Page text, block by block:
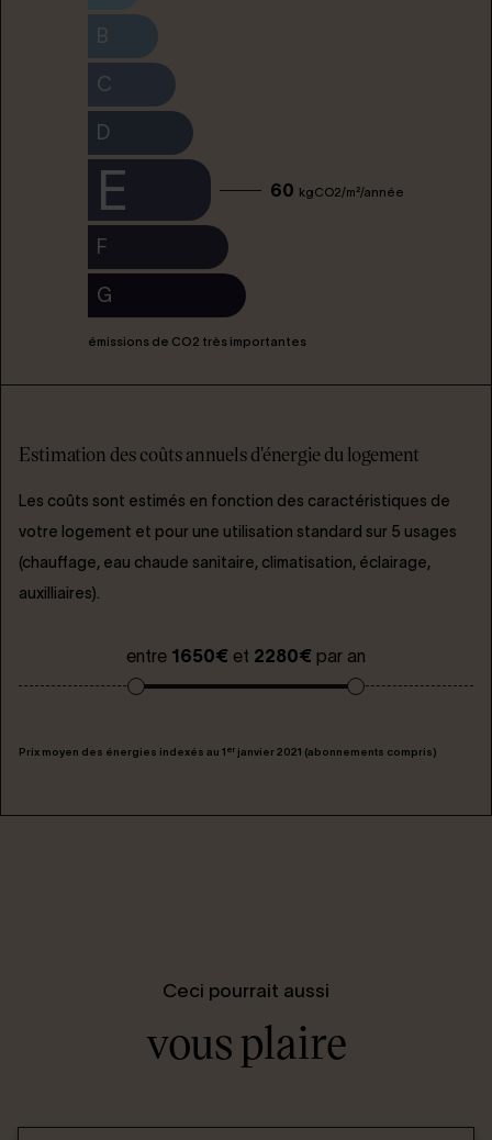
B
C
D
E 60 kgCO2/m²/année
F
G
émissions de CO2 très importantes
Estimation des coûts annuels d'énergie du logement
Les coûts sont estimés en fonction des caractéristiques de
votre logement et pour une utilisation standard sur 5 usages
(chauffage, eau chaude sanitaire, climatisation, éclairage,
auxilliaires).
entre 1650€ et 2280€ par an
Prix moyen des énergies indexés au 1 er janvier 2021 (abonnements compris)
Ceci pourrait aussi
vous plaire